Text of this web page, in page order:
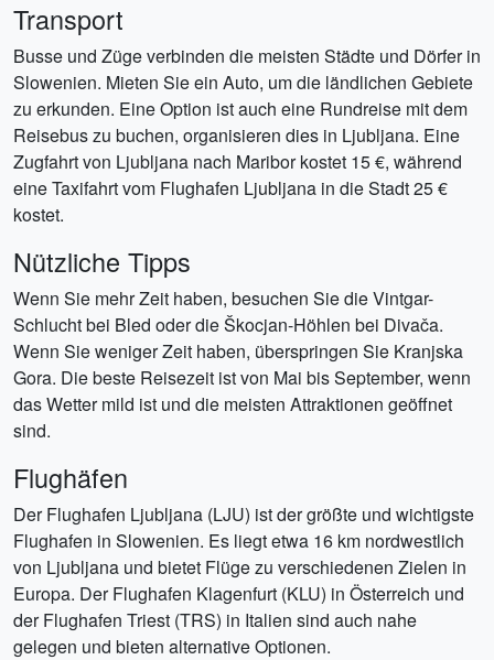
Transport
Busse und Züge verbinden die meisten Städte und Dörfer in
Slowenien. Mieten Sie ein Auto, um die ländlichen Gebiete
zu erkunden. Eine Option ist auch eine Rundreise mit dem
Reisebus zu buchen, organisieren dies in Ljubljana. Eine
Zugfahrt von Ljubljana nach Maribor kostet 15 €, während
eine Taxifahrt vom Flughafen Ljubljana in die Stadt 25 €
kostet.
Nützliche Tipps
Wenn Sie mehr Zeit haben, besuchen Sie die Vintgar-
Schlucht bei Bled oder die Škocjan-Höhlen bei Divača.
Wenn Sie weniger Zeit haben, überspringen Sie Kranjska
Gora. Die beste Reisezeit ist von Mai bis September, wenn
das Wetter mild ist und die meisten Attraktionen geöffnet
sind.
Flughäfen
Der Flughafen Ljubljana (LJU) ist der größte und wichtigste
Flughafen in Slowenien. Es liegt etwa 16 km nordwestlich
von Ljubljana und bietet Flüge zu verschiedenen Zielen in
Europa. Der Flughafen Klagenfurt (KLU) in Österreich und
der Flughafen Triest (TRS) in Italien sind auch nahe
gelegen und bieten alternative Optionen.